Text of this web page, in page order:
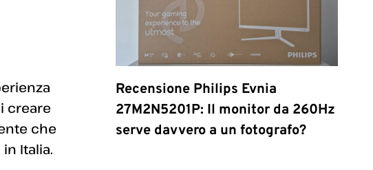
creare
che
Italia.
Recensione Philips Evnia
27M2N5201P: Il monitor da 260Hz
serve davvero a un fotografo?